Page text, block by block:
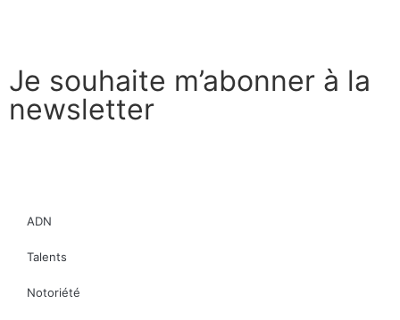
Je souhaite m’abonner à la
newsletter
ADN
Talents
Notoriété